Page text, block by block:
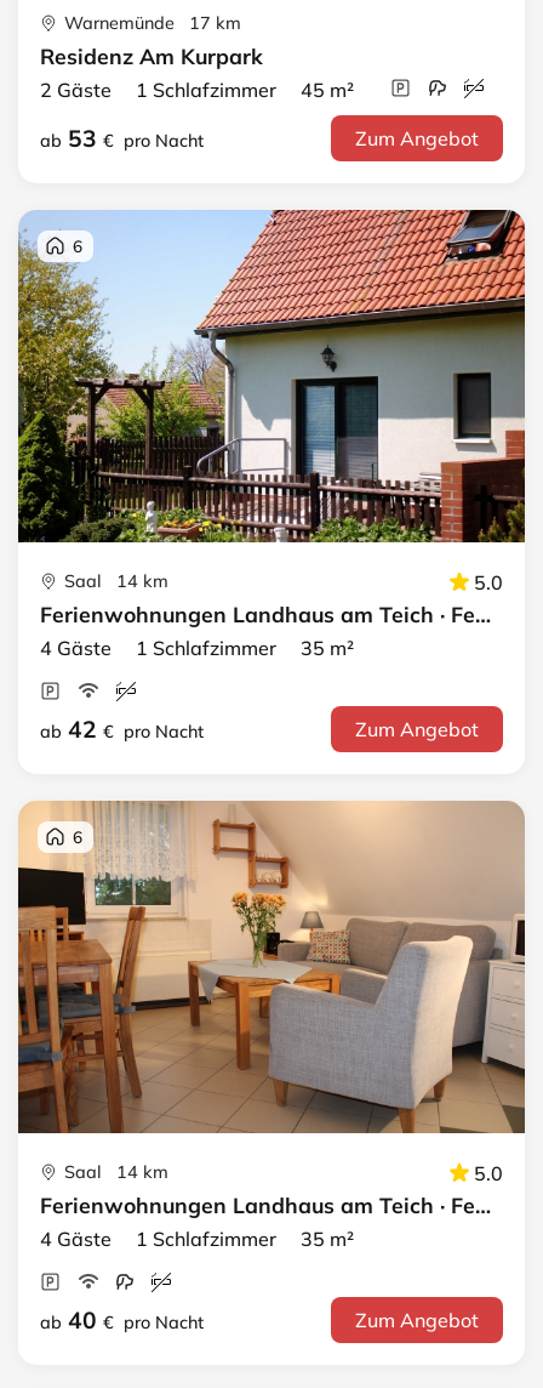
Warnemünde 17 km
Residenz Am Kurpark
2 Gäste 1 Schlafzimmer 45 m²
ab 53 € pro Nacht Zum Angebot
6
Saal 14 km 5.0
Ferienwohnungen Landhaus am Teich · FeWo orange
4 Gäste 1 Schlafzimmer 35 m²
ab 42 € pro Nacht Zum Angebot
6
Saal 14 km 5.0
Ferienwohnungen Landhaus am Teich · FeWo blau
4 Gäste 1 Schlafzimmer 35 m²
ab 40 € pro Nacht Zum Angebot